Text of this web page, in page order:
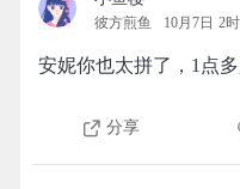
彼方煎鱼 10月7日 2
安妮你也太拼了，1点
分享